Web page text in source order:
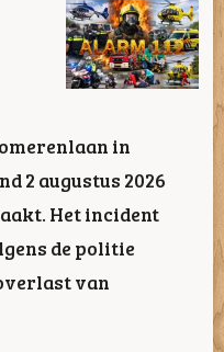
in
2 augustus 2026
Het incident
de politie
van